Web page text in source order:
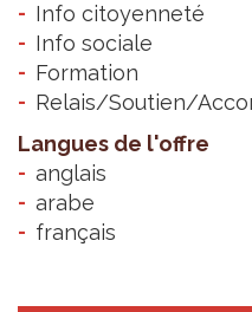
Info citoyenneté
Info sociale
Formation
Relais/Soutien/
Langues de l'offre
anglais
arabe
français